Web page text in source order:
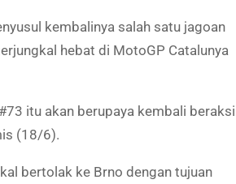
kembalinya salah satu jagoan
hebat di MotoGP Catalunya
itu akan berupaya kembali beraksi
(18/6).
bertolak ke Brno dengan tujuan